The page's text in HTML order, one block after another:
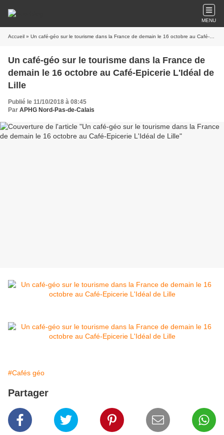
MENU
Accueil » Un café-géo sur le tourisme dans la France de demain le 16 octobre au Café-Epicerie L'Idéal de Lille
Un café-géo sur le tourisme dans la France de
demain le 16 octobre au Café-Epicerie L'Idéal de
Lille
Publié le 11/10/2018 à 08:45
Par APHG Nord-Pas-de-Calais
#Cafés géo
Partager